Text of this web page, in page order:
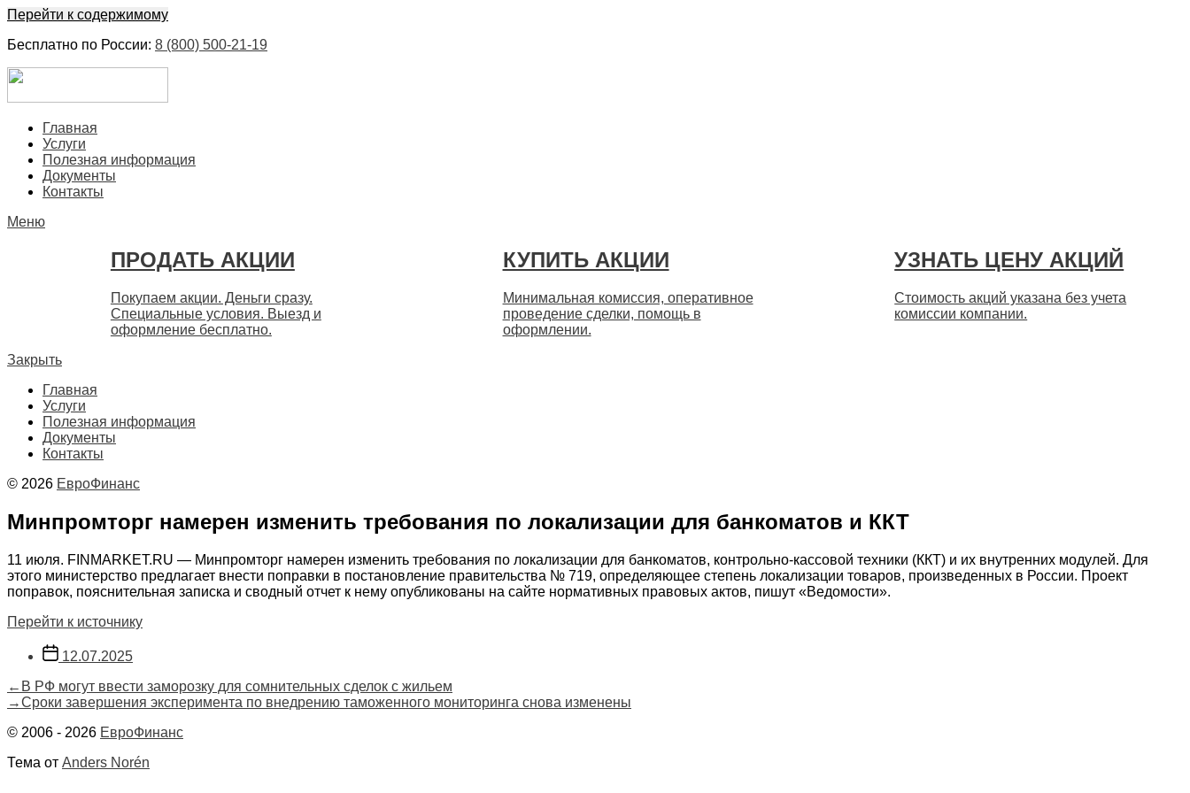
Перейти к содержимому
Бесплатно по России: 8 (800) 500-21-19
Главная
Услуги
Полезная информация
Документы
Контакты
Меню
ПРОДАТЬ АКЦИИ
Покупаем акции. Деньги сразу.
Специальные условия. Выезд и
оформление бесплатно.
КУПИТЬ АКЦИИ
Минимальная комиссия, оперативное
проведение сделки, помощь в
оформлении.
УЗНАТЬ ЦЕНУ АКЦИЙ
Стоимость акций указана без учета
комиссии компании.
Закрыть
Главная
Услуги
Полезная информация
Документы
Контакты
© 2026 ЕвроФинанс
Минпромторг намерен изменить требования по локализации для банкоматов и ККТ
11 июля. FINMARKET.RU — Минпромторг намерен изменить требования по локализации для банкоматов, контрольно-кассовой техники (ККТ) и их внутренних модулей. Для
этого министерство предлагает внести поправки в постановление правительства № 719, определяющее степень локализации товаров, произведенных в России. Проект
поправок, пояснительная записка и сводный отчет к нему опубликованы на сайте нормативных правовых актов, пишут «Ведомости».
Перейти к источнику
Дата
записи
12.07.2025
Навигация
по
записям
← Предыдущая
запись:
В РФ могут ввести заморозку для сомнительных сделок с жильем
→Следующая
Сроки завершения эксперимента по внедрению таможенного мониторинга снова изменены
© 2006 - 2026 ЕвроФинанс
Тема от Anders Norén